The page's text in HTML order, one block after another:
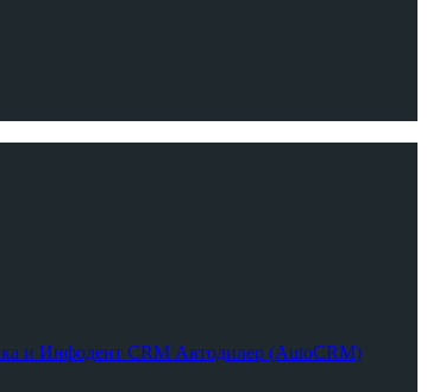
и Инфодент CRM Автодилер (AutoCRM)